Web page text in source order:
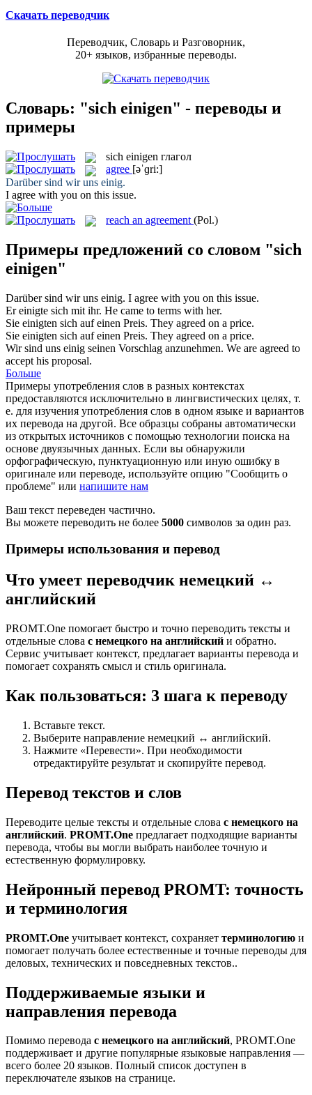
Скачать переводчик
Переводчик, Словарь и Разговорник,
20+ языков, избранные переводы.
Словарь: "sich einigen" - переводы и
примеры
sich einigen глагол
agree [əˈɡri:]
Darüber sind wir uns einig.
I agree with you on this issue.
reach an agreement (Pol.)
Примеры предложений со словом "sich
einigen"
Darüber sind wir uns einig. I agree with you on this issue.
Ereinigte sich mit ihr. He came to terms with her.
Sie einigten sich auf einen Preis. They agreed on a price.
Sie einigten sich auf einen Preis. They agreed on a price.
Wir sind uns einig seinen Vorschlag anzunehmen. We are agreed to
accept his proposal.
Больше
Примеры употребления слов в разных контекстах
предоставляются исключительно в лингвистических целях, т.
е. для изучения употребления слов в одном языке и вариантов
их перевода на другой. Все образцы собраны автоматически
из открытых источников с помощью технологии поиска на
основе двуязычных данных. Если вы обнаружили
орфографическую, пунктуационную или иную ошибку в
оригинале или переводе, используйте опцию "Сообщить о
проблеме" или напишите нам
Ваш текст переведен частично.
Вы можете переводить не более 5000 символов за один раз.
Примеры использования и перевод
Что умеет переводчик немецкий ↔
английский
PROMT.One помогает быстро и точно переводить тексты и
отдельные слова с немецкого на английский и обратно.
Сервис учитывает контекст, предлагает варианты перевода и
помогает сохранять смысл и стиль оригинала.
Как пользоваться: 3 шага к переводу
Вставьте текст.
Выберите направление немецкий ↔ английский.
Нажмите «Перевести». При необходимости
отредактируйте результат и скопируйте перевод.
Перевод текстов и слов
Переводите целые тексты и отдельные слова с немецкого на
английский. PROMT.One предлагает подходящие варианты
перевода, чтобы вы могли выбрать наиболее точную и
естественную формулировку.
Нейронный перевод PROMT: точность
и терминология
PROMT.One учитывает контекст, сохраняет терминологию и
помогает получать более естественные и точные переводы для
деловых, технических и повседневных текстов..
Поддерживаемые языки и
направления перевода
Помимо перевода с немецкого на английский, PROMT.One
поддерживает и другие популярные языковые направления —
всего более 20 языков. Полный список доступен в
переключателе языков на странице.